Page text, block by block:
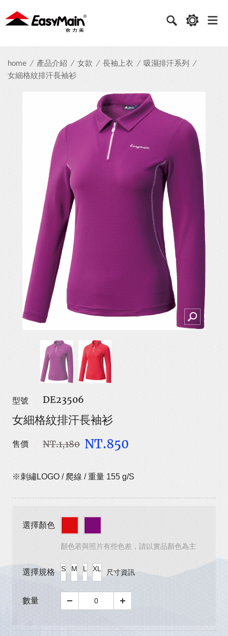
衣
力
實home 產品介紹 女款 長袖上衣
吸濕排汗系列
女細格紋排汗長袖衫
型號 DE23506
女細格紋排汗長袖衫
售價 NT.1,180 NT.850
※刺繡LOGO / 爬線 / 重量 155 g/S
選擇顏色
顏色若與照片有些色差，請以實品顏色為主
選擇規格 S M L XL 尺寸資訊
數量